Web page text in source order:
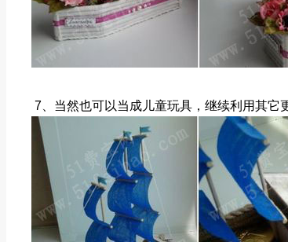
7、当然也可以当成儿童玩具，继续利用其它